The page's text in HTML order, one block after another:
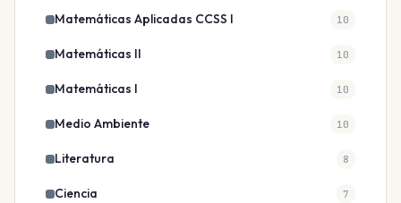
Matemáticas Aplicadas CCSS I 10
Matemáticas II 10
Matemáticas I 10
Medio Ambiente 10
Literatura 8
Ciencia 7